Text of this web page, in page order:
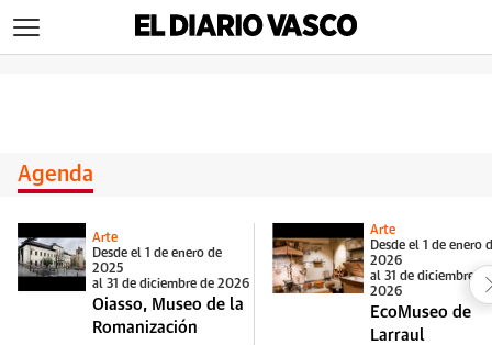
Agenda
Arte
Desde el 1 de enero de
2025
al 31 de diciembre de 2026
Oiasso, Museo de la
Romanización
Arte
Desde el 1 de enero
2026
al 31 de diciembre de
2026
EcoMuseo de
Larraul